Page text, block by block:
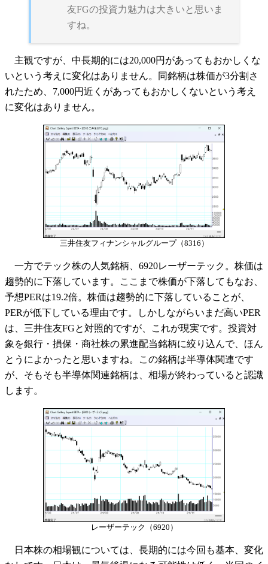
友FGの投資力魅力は大きいと思いま
すね。
主観ですが、中長期的には20,000円があってもおかしくな
いという考えに変化はありません。同銘柄は株価が3分割さ
れたため、7,000円近くがあってもおかしくないという考え
に変化はありません。
三井住友フィナンシャルグループ（8316）
一方でテック株の人気銘柄、6920レーザーテック。株価は
趨勢的に下落しています。ここまで株価が下落してもなお、
予想PERは19.2倍。株価は趨勢的に下落していることが、
PERが低下している理由です。しかしながらいまだ高いPER
は、三井住友FGと対照的ですが、これが現実です。投資対
象を銀行・損保・商社株の累進配当銘柄に絞り込んで、ほん
とうによかったと思いますね。この銘柄は半導体関連です
が、そもそも半導体関連銘柄は、相場が終わっていると認識
します。
レーザーテック（6920）
日本株の相場観については、長期的には今回も基本、変化